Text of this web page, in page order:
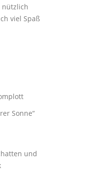
nützlich
viel Spaß
Sonne“
und